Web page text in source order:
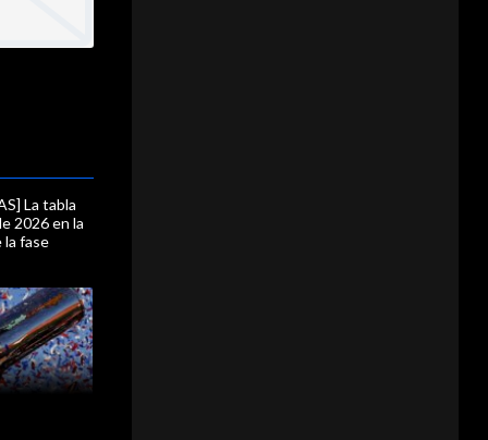
La tabla
2026 en la
la fase